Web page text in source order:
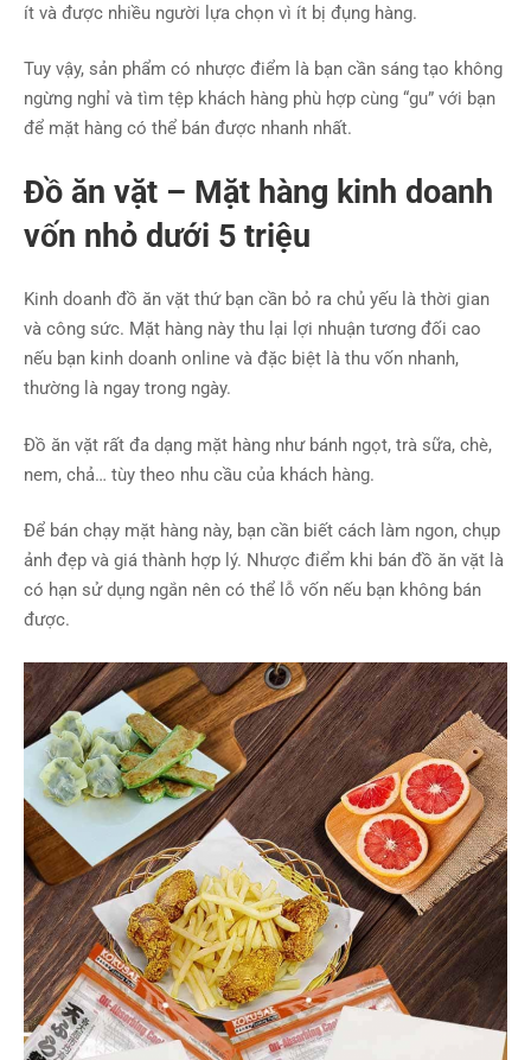
ít và được nhiều người lựa chọn vì ít bị đụng hàng.
Tuy vậy, sản phẩm có nhược điểm là bạn cần sáng tạo không
ngừng nghỉ và tìm tệp khách hàng phù hợp cùng “gu” với bạn
để mặt hàng có thể bán được nhanh nhất.
Đồ ăn vặt – Mặt hàng kinh doanh
vốn nhỏ dưới 5 triệu
Kinh doanh đồ ăn vặt thứ bạn cần bỏ ra chủ yếu là thời gian
và công sức. Mặt hàng này thu lại lợi nhuận tương đối cao
nếu bạn kinh doanh online và đặc biệt là thu vốn nhanh,
thường là ngay trong ngày.
Đồ ăn vặt rất đa dạng mặt hàng như bánh ngọt, trà sữa, chè,
nem, chả… tùy theo nhu cầu của khách hàng.
Để bán chạy mặt hàng này, bạn cần biết cách làm ngon, chụp
ảnh đẹp và giá thành hợp lý. Nhược điểm khi bán đồ ăn vặt là
có hạn sử dụng ngắn nên có thể lỗ vốn nếu bạn không bán
được.